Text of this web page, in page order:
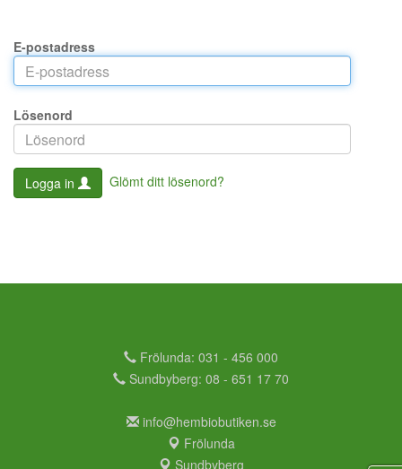
E-postadress
Lösenord
Logga in Glömt ditt lösenord?
Frölunda: 031 - 456 000
Sundbyberg: 08 - 651 17 70
info@hembiobutiken.se
Frölunda
Sundbyberg